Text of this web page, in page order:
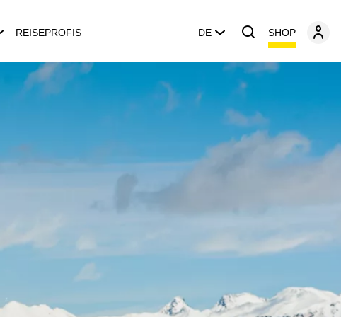
REISEPROFIS DE SHOP